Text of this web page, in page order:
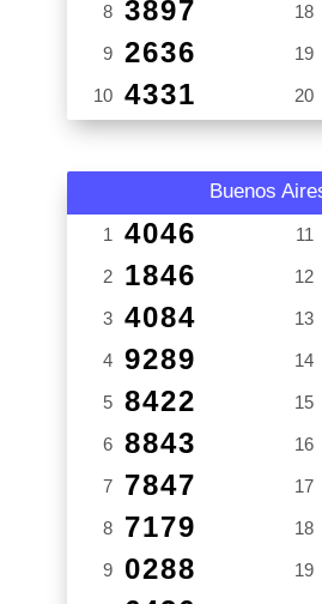
8 3897
9 2636
10 4331
18
19
20
Buenos
1 4046
2 1846
3 4084
4 9289
5 8422
6 8843
7 7847
8 7179
9 0288
11
12
13
14
15
16
17
18
19